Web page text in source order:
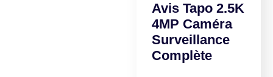
Avis Tapo 2.5K
4MP Caméra
Surveillance
Complète